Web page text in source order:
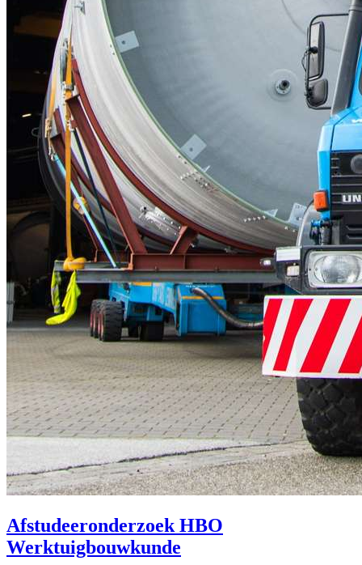
Afstudeeronderzoek HBO
Werktuigbouwkunde